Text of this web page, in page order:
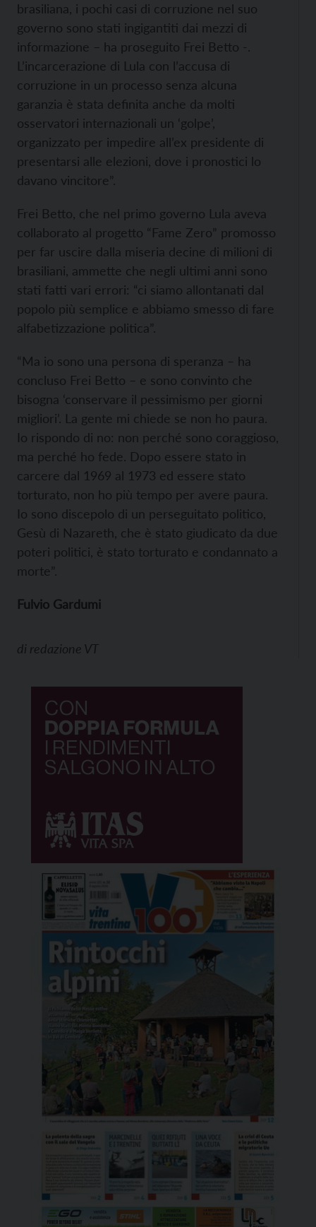
brasiliana, i pochi casi di corruzione nel suo
governo sono stati ingigantiti dai mezzi di
informazione – ha proseguito Frei Betto -.
L’incarcerazione di Lula con l’accusa di
corruzione in un processo senza alcuna
garanzia è stata definita anche da molti
osservatori internazionali un ‘golpe’,
organizzato per impedire all’ex presidente di
presentarsi alle elezioni, dove i pronostici lo
davano vincitore”.
Frei Betto, che nel primo governo Lula aveva
collaborato al progetto “Fame Zero” promosso
per far uscire dalla miseria decine di milioni di
brasiliani, ammette che negli ultimi anni sono
stati fatti vari errori: “ci siamo allontanati dal
popolo più semplice e abbiamo smesso di fare
alfabetizzazione politica”.
“Ma io sono una persona di speranza – ha
concluso Frei Betto – e sono convinto che
bisogna ‘conservare il pessimismo per giorni
migliori’. La gente mi chiede se non ho paura.
Io rispondo di no: non perché sono coraggioso,
ma perché ho fede. Dopo essere stato in
carcere dal 1969 al 1973 ed essere stato
torturato, non ho più tempo per avere paura.
Io sono discepolo di un perseguitato politico,
Gesù di Nazareth, che è stato giudicato da due
poteri politici, è stato torturato e condannato a
morte”.
Fulvio Gardumi
di redazione VT